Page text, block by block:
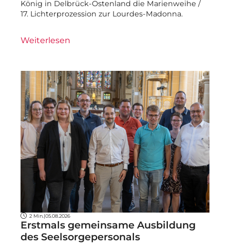
König in Delbrück-Ostenland die Marienweihe /
17. Lichterprozession zur Lourdes-Madonna.
Weiterlesen
2 Min. |05.08.2026
Erstmals gemeinsame Ausbildung
des Seelsorgepersonals